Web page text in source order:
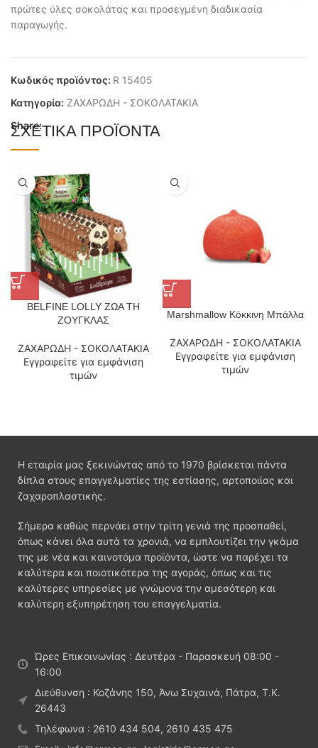
πρώτες ύλες σοκολάτας και προσεγμένη διαδικασία
παραγωγής.
Κωδικός προϊόντος: R 15405
Κατηγορία: ΖΑΧΑΡΩΔΗ - ΣΟΚΟΛΑΤΑΚΙΑ
Share:
ΣΧΕΤΙΚΆ ΠΡΟΪΌΝΤΑ
BELFINE LOLLY ΖΩΑ ΤΗ
ΖΟΥΓΚΛΑΣ
ΖΑΧΑΡΩΔΗ - ΣΟΚΟΛΑΤΑΚΙΑ
Εγγραφείτε για εμφάνιση
τιμών
Marshmallow Κόκκινη Μπάλλα
ΖΑΧΑΡΩΔΗ - ΣΟΚΟΛΑΤΑΚΙΑ
Εγγραφείτε για εμφάνιση
τιμών
Η εταιρία μας ξεκινώντας από το 1970 βρίσκεται πάντα
δίπλα στους επαγγελματίες της εστίασης, αρτοποιίας και
ζαχαροπλαστικής.
Σήμερα καθώς περνάει στην τρίτη γενιά της προσπαθεί,
όπως κάνει όλα αυτά τα χρονιά, να εμπλουτίζει την γκάμα
της με νέα και καινοτόμα προϊόντα, ώστε να παρέχει τα
καλύτερα και ποιοτικότερα της αγοράς, όπως και τις
καλύτερες υπηρεσίες με γνώμονα την αμεσότερη και
καλύτερη εξυπηρέτηση του επαγγελματία.
Ώρες Επικοινωνίας : Δευτέρα - Παρασκευή 08:00 -
16:00
Διεύθυνση : Κοζάνης 150, Άνω Συχαινά, Πάτρα, Τ.Κ.
26443
Τηλέφωνα : 2610 434 504, 2610 435 475